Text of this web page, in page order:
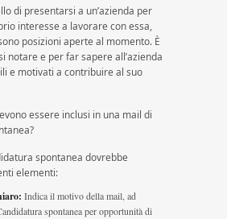
di presentarsi a un’azienda per
interesse a lavorare con essa,
posizioni aperte al momento. È
notare e per far sapere all’azienda
e motivati a contribuire al suo
essere inclusi in una mail di
spontanea dovrebbe
elementi:
Indica il motivo della mail, ad
spontanea per opportunità di